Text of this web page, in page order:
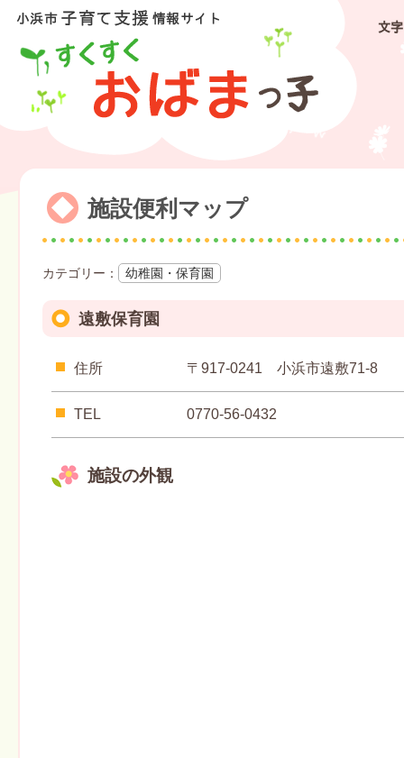
文
施設便利マップ
幼稚園・保育園
遠敷保育園
住所 〒917-0241 小浜市遠敷71-8
TEL 0770-56-0432
施設の外観